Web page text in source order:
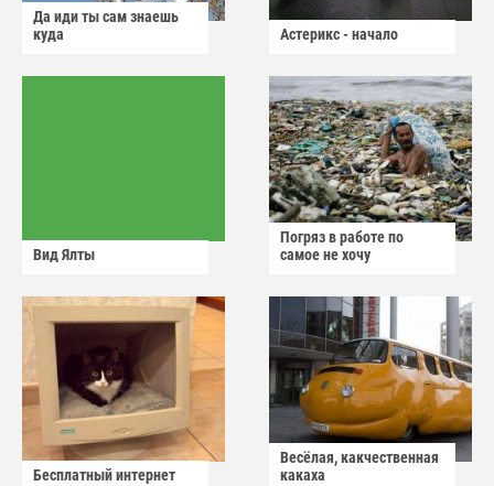
Да иди ты сам знаешь
куда
Астерикс - начало
Вид Ялты
Погряз в работе по
самое не хочу
Бесплатный интернет
Весёлая, какчественная
какаха